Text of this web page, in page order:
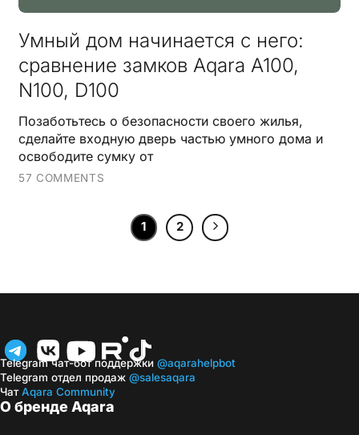
Умный дом начинается с него:
сравнение замков Aqara A100,
N100, D100
Позаботьтесь о безопасности своего жилья,
сделайте входную дверь частью умного дома и
освободите сумку от
57 COMMENTS
1 2
О бренде Aqara
Telegram чат-бот поддержки @aqarahelpbot
Telegram отдел продаж @salesaqara
ЧатAqara Community